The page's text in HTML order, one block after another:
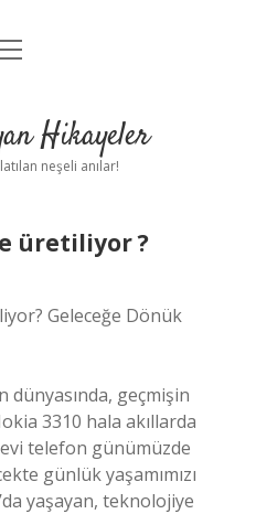
UyarıHikayeler
neşeli anılar!
üretiliyor ?
Geleceğe Dönük
dünyasında, geçmişin
3310 hala akıllarda
telefon günümüzde
günlük yaşamımızı
yaşayan, teknolojiye